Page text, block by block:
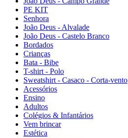
PE KIT
Senhora
João Deus - Alvalade
João Deus - Castelo Branco
Bordados
Crianças
Bata - Bibe
T-shirt - Polo
Sweatshirt - Casaco - Corta-vento
Acessórios
Ensino
Adultos
Colégios & Infantários
Vem brincar
Estética